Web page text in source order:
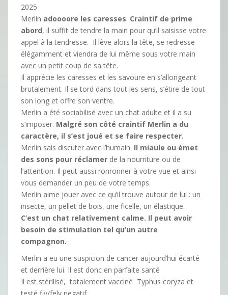
2025
Merlin adoooore les caresses. Craintif de prime
abord, il suffit de tendre la main pour qu’il saisisse votre
appel à la tendresse. Il lève alors la tête, se redresse
élégamment et viendra de lui même sous votre main
avec un petit coup de sa tête.
Il apprécie les caresses et les savoure en s’allongeant
brutalement. Il se tord dans tout les sens, s’étire de tout
son long et offre son ventre.
Merlin a été sociabilisé avec un chat adulte et il a su
s’imposer. Malgré son côté craintif Merlin a du
caractère, il s’est joué et se faire respecter.
Merlin sais discuter avec l’humain. Il miaule ou émet
des sons pour réclamer de la nourriture ou de
l’attention. Il peut aussi ronronner à votre vue et ainsi
vous demander un peu de votre temps.
Merlin aime jouer avec ce qu’il trouve autour de lui : un
insecte, un pellet de bois, une ficelle, un élastique.
C’est un chat relativement calme. Il peut avoir
besoin de stimulation tel qu’un autre
compagnon.
Merlin a eu une suspicion de cancer aujourd’hui écarté
et derrière lui. Il est donc en parfaite santé
Il est stérilisé, totalement vacciné Typhus coryza et
testé fiv/felv negatif.